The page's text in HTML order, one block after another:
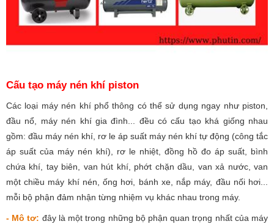
Cấu tạo máy nén khí piston
Các loại máy nén khí phổ thông có thể sử dụng ngay như piston,
đầu nổ, máy nén khí gia đình... đều có cấu tạo khá giống nhau
gồm: đầu máy nén khí, rơ le áp suất máy nén khí tự động (công tắc
áp suất của máy nén khí), rơ le nhiệt, đồng hồ đo áp suất, bình
chứa khí, tay biên, van hút khí, phớt chặn dầu, van xả nước, van
một chiều máy khí nén, ống hơi, bánh xe, nắp máy, đầu nối hơi...
mỗi bộ phận đảm nhận từng nhiệm vụ khác nhau trong máy.
- Mô tơ: đây là một trong những bộ phận quan trọng nhất của máy